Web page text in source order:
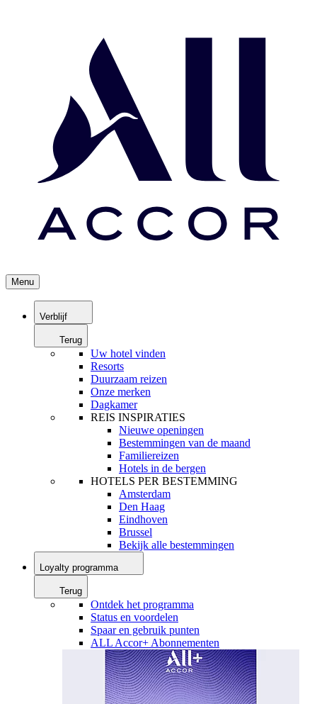
Menu
Verblijf
Terug
Uw hotel vinden
Resorts
Duurzaam reizen
Onze merken
Dagkamer
REIS INSPIRATIES
Nieuwe openingen
Bestemmingen van de maand
Familiereizen
Hotels in de bergen
HOTELS PER BESTEMMING
Amsterdam
Den Haag
Eindhoven
Brussel
Bekijk alle bestemmingen
Loyalty programma
Terug
Ontdek het programma
Status en voordelen
Spaar en gebruik punten
ALL Accor+ Abonnementen